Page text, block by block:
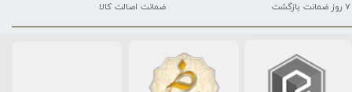
۷ روز ضمانت بازگشت ضمانت اصالت کالا